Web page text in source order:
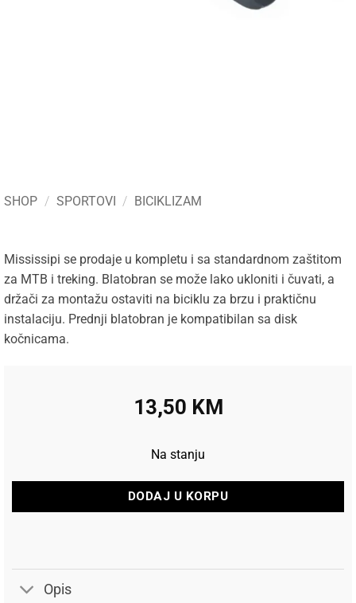
SHOP / SPORTOVI / BICIKLIZAM
Mississipi se prodaje u kompletu i sa standardnom zaštitom
za MTB i treking. Blatobran se može lako ukloniti i čuvati, a
držači za montažu ostaviti na biciklu za brzu i praktičnu
instalaciju. Prednji blatobran je kompatibilan sa disk
kočnicama.
13,50 KM
Na stanju
DODAJ U KORPU
Opis